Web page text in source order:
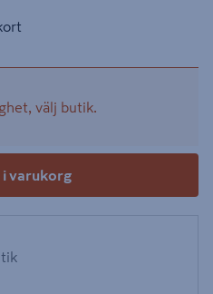
välj butik.
i varukorg